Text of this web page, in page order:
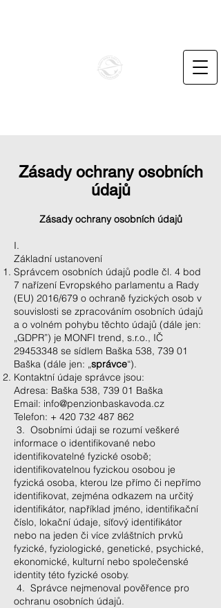
Zásady ochrany osobních
údajů
Zásady ochrany osobních údajů
I.
Základní ustanovení
Správcem osobních údajů podle čl. 4 bod
7 nařízení Evropského parlamentu a Rady
(EU) 2016/679 o ochraně fyzických osob v
souvislosti se zpracováním osobních údajů
a o volném pohybu těchto údajů (dále jen:
„GDPR”) je MONFI trend, s.r.o., IČ
29453348 se sídlem Baška 538, 739 01
Baška (dále jen: „správce“).
Kontaktní údaje správce jsou:
Adresa: Baška 538, 739 01 Baška
Email: info@penzionbaskavoda.cz
Telefon: + 420 732 487 862
3. Osobními údaji se rozumí veškeré
informace o identifikované nebo
identifikovatelné fyzické osobě;
identifikovatelnou fyzickou osobou je
fyzická osoba, kterou lze přímo či nepřímo
identifikovat, zejména odkazem na určitý
identifikátor, například jméno, identifikační
číslo, lokační údaje, síťový identifikátor
nebo na jeden či více zvláštních prvků
fyzické, fyziologické, genetické, psychické,
ekonomické, kulturní nebo společenské
identity této fyzické osoby.
4. Správce nejmenoval pověřence pro
ochranu osobních údajů.